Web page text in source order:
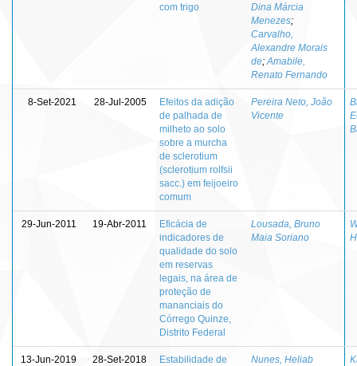
com trigo
Dina Márcia
Menezes;
Carvalho,
Alexandre Morais
de; Amabile,
Renato Fernando
8-Set-2021 28-Jul-2005
Efeitos da adição
de palhada de
milheto ao solo
sobre a murcha
de sclerotium
(sclerotium rolfsii
sacc.) em feijoeiro
comum
Pereira Neto, João
Vicente
29-Jun-2011 19-Abr-2011
Eficácia de
indicadores de
qualidade do solo
em reservas
legais, na área de
proteção de
mananciais do
Córrego Quinze,
Distrito Federal
Lousada, Bruno
Maia Soriano
13-Jun-2019 28-Set-2018 Estabilidade de Nunes, Heliab